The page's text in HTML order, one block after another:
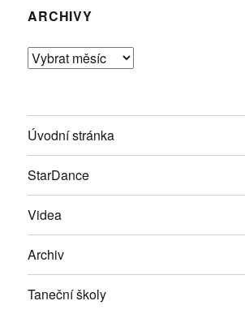
ARCHIVY
Archivy
Úvodní stránka
StarDance
Videa
Archiv
Taneční školy